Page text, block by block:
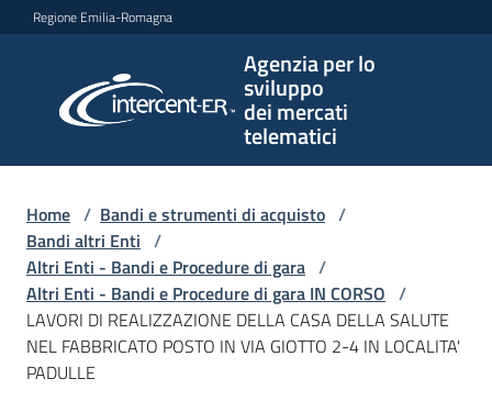
Vai al contenuto
Vai alla navigazione
Vai al footer
Regione Emilia-Romagna
Agenzia per lo
sviluppo
dei mercati
telematici
per lo
sviluppo
telematici
L'Agenzia
Home / Bandi e strumenti di acquisto /
Bandi altri Enti /
Altri Enti - Bandi e Procedure di gara /
Altri Enti - Bandi e Procedure di gara IN CORSO /
LAVORI DI REALIZZAZIONE DELLA CASA DELLA SALUTE
NEL FABBRICATO POSTO IN VIA GIOTTO 2-4 IN LOCALITA'
PADULLE